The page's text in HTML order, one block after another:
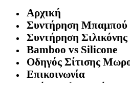
Αρχική
Συντήρηση Μπαμπού
Συντήρηση Σιλικόνης
Bamboo vs Silicone
Οδηγός Σίτισης
Επικοινωνία
Τρόποι πληρωμής /